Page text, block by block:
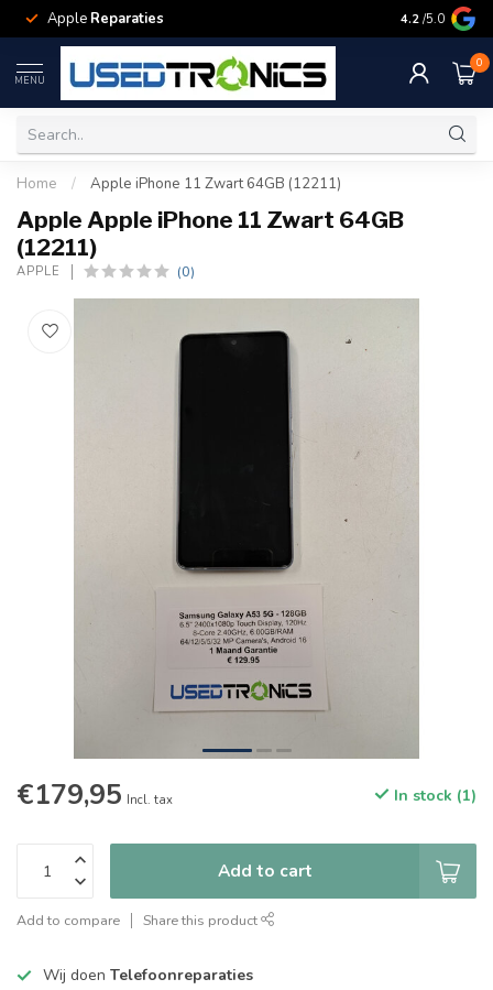
Apple Reparaties Samsung
4.2 /5.0
MENU
0
Home / Apple iPhone 11 Zwart 64GB (12211)
Apple Apple iPhone 11 Zwart 64GB
(12211)
APPLE (0)
€179,95 Incl. tax In stock (1)
Add to cart
Add to compare Share this product
Wij doen Telefoonreparaties